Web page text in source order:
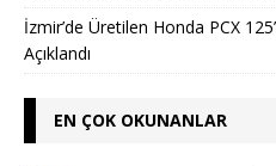
İzmir’de Üretilen Honda PCX
Açıklandı
EN ÇOK OKUNANLAR